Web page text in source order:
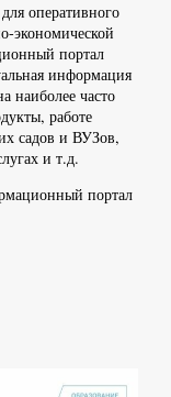
оперативного
экономической
портал
информация
наиболее часто
работе
садов и ВУЗов,
и т.д.
портал